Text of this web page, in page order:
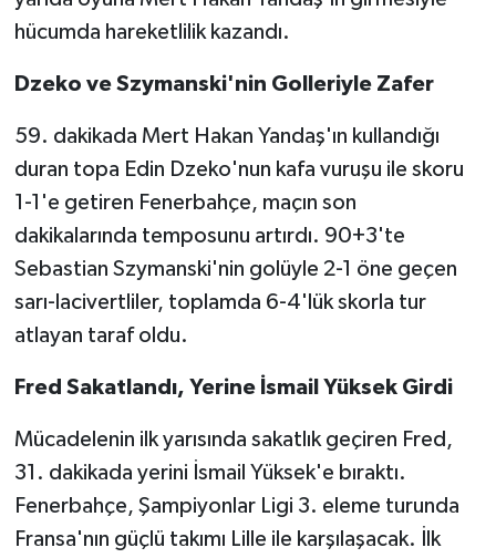
hücumda hareketlilik kazandı.
Dzeko ve Szymanski'nin Golleriyle Zafer
59. dakikada Mert Hakan Yandaş'ın kullandığı
duran topa Edin Dzeko'nun kafa vuruşu ile skoru
1-1'e getiren Fenerbahçe, maçın son
dakikalarında temposunu artırdı. 90+3'te
Sebastian Szymanski'nin golüyle 2-1 öne geçen
sarı-lacivertliler, toplamda 6-4'lük skorla tur
atlayan taraf oldu.
Fred Sakatlandı, Yerine İsmail Yüksek Girdi
Mücadelenin ilk yarısında sakatlık geçiren Fred,
31. dakikada yerini İsmail Yüksek'e bıraktı.
Fenerbahçe, Şampiyonlar Ligi 3. eleme turunda
Fransa'nın güçlü takımı Lille ile karşılaşacak. İlk